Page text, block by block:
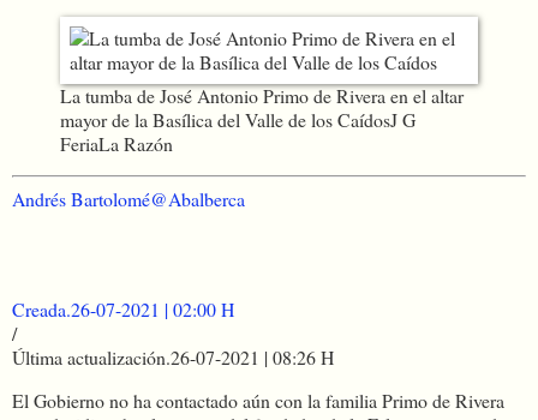
La tumba de José Antonio Primo de Rivera en el altar
mayor de la Basílica del Valle de los CaídosJ G
FeriaLa Razón
Andrés Bartolomé@Abalberca
Creada.26-07-2021 | 02:00 H
/
Última actualización.26-07-2021 | 08:26 H
El Gobierno no ha contactado aún con la familia Primo de Rivera